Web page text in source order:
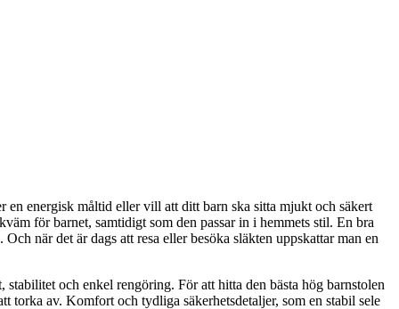
energisk måltid eller vill att ditt barn ska sitta mjukt och säkert
för barnet, samtidigt som den passar in i hemmets stil. En bra
när det är dags att resa eller besöka släkten uppskattar man en
och enkel rengöring. För att hitta den bästa hög barnstolen
torka av. Komfort och tydliga säkerhetsdetaljer, som en stabil sele